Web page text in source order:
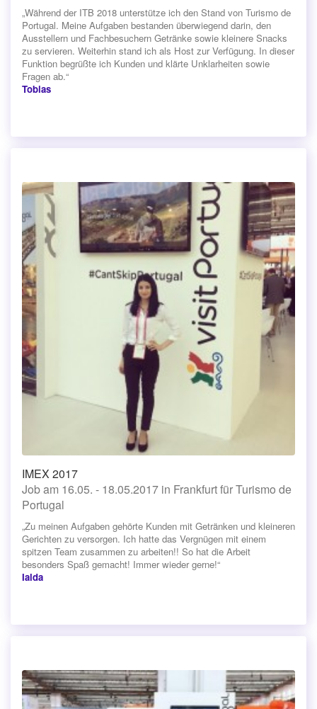
„Während der ITB 2018 unterstütze ich den Stand von Turismo de
Portugal. Meine Aufgaben bestanden überwiegend darin, den
Ausstellern und Fachbesuchern Getränke sowie kleinere Snacks
zu servieren. Weiterhin stand ich als Host zur Verfügung. In dieser
Funktion begrüßte ich Kunden und klärte Unklarheiten sowie
Fragen ab.“
Tobias
IMEX 2017
Job am 16.05. - 18.05.2017 in Frankfurt für Turismo de
Portugal
„Zu meinen Aufgaben gehörte Kunden mit Getränken und kleineren
Gerichten zu versorgen. Ich hatte das Vergnügen mit einem
spitzen Team zusammen zu arbeiten!! So hat die Arbeit
besonders Spaß gemacht! Immer wieder gerne!“
Ialda